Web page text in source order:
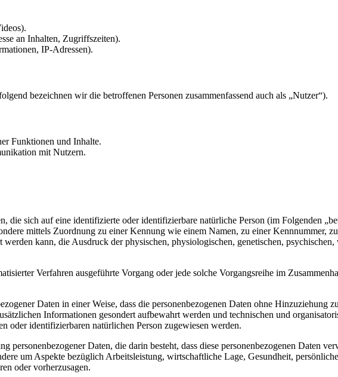
an Inhalten, Zugriffszeiten).
IP-Adressen).
bezeichnen wir die betroffenen Personen zusammenfassend auch als „Nutzer“).
Funktionen und Inhalte.
mit Nutzern.
die sich auf eine identifizierte oder identifizierbare natürliche Person (im Folgenden
mittels Zuordnung zu einer Kennung wie einem Namen, zu einer Kennnummer,
kann, die Ausdruck der physischen, physiologischen, genetischen,
Verfahren ausgeführte Vorgang oder jede solche Vorgangsreihe im
Daten in einer Weise, dass die personenbezogenen Daten ohne
Informationen gesondert aufbewahrt werden und technischen und
oder identifizierbaren natürlichen Person zugewiesen werden.
personenbezogener Daten, die darin besteht, dass diese personenbezogenen Daten
um Aspekte bezüglich Arbeitsleistung, wirtschaftliche Lage, Gesundheit,
oder vorherzusagen.